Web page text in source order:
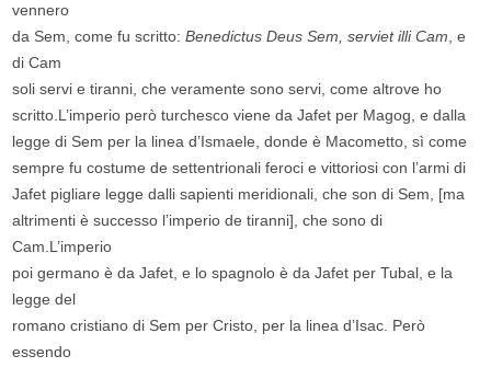
vennero
da Sem, come fu scritto:Benedictus Deus Sem, serviet illi Cam, e
di Cam
soli servi e tiranni, che veramente sono servi, come altrove ho
scritto.L’imperio però turchesco viene da Jafet per Magog, e dalla
legge di Sem per la linea d’Ismaele, donde è Macometto, sì come
sempre fu costume de settentrionali feroci e vittoriosi con l’armi di
Jafet pigliare legge dalli sapienti meridionali, che son di Sem, [ma
altrimenti è successo l’imperio de tiranni], che sono di
Cam.L’imperio
poi germano è da Jafet, e lo spagnolo è da Jafet per Tubal, e la
legge del
romano cristiano di Sem per Cristo, per la linea d’Isac. Però
essendo